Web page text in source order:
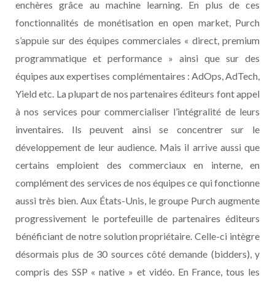
enchères grâce au machine learning. En plus de ces
fonctionnalités de monétisation en open market, Purch
s’appuie sur des équipes commerciales « direct, premium
programmatique et performance » ainsi que sur des
équipes aux expertises complémentaires : AdOps, AdTech,
Yield etc. La plupart de nos partenaires éditeurs font appel
à nos services pour commercialiser l’intégralité de leurs
inventaires. Ils peuvent ainsi se concentrer sur le
développement de leur audience. Mais il arrive aussi que
certains emploient des commerciaux en interne, en
complément des services de nos équipes ce qui fonctionne
aussi très bien. Aux États-Unis, le groupe Purch augmente
progressivement le portefeuille de partenaires éditeurs
bénéficiant de notre solution propriétaire. Celle-ci intègre
désormais plus de 30 sources côté demande (bidders), y
compris des SSP « native » et vidéo. En France, tous les